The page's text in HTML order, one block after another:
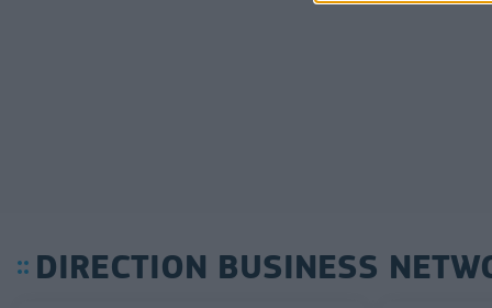
DIRECTION BUSINESS